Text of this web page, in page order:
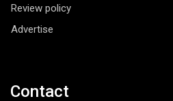
Review policy
Advertise
Contact